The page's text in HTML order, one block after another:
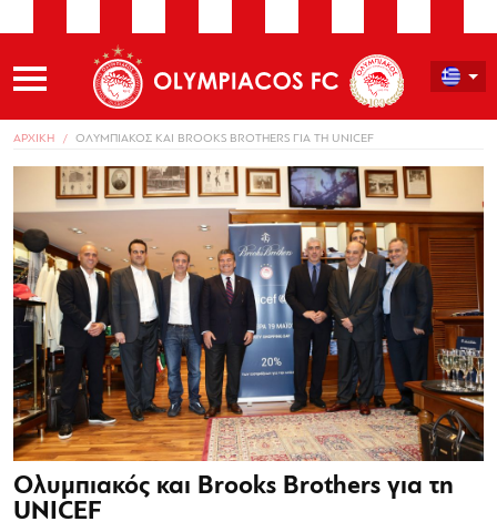
ΑΡΧΙΚΗ ΟΛΥΜΠΙΑΚΟΣ ΚΑΙ BROOKS BROTHERS ΓΙΑ ΤΗ UNICEF
Ολυμπιακός και Brooks Brothers για τη
UNICEF